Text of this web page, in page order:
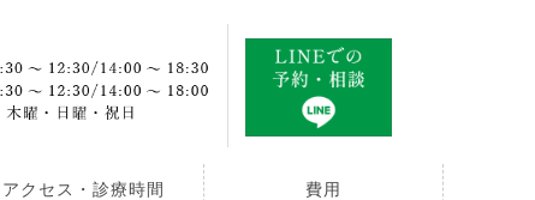
アクセス・診療時間 費用